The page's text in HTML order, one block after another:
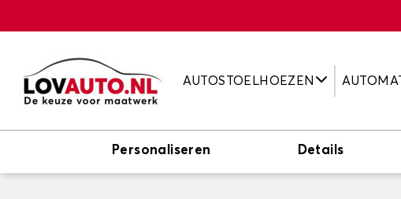
AUTOSTOELHOEZEN
Personaliseren Details